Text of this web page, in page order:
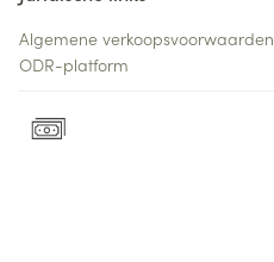
Algemene verkoopsvoorwaarden
ODR-platform